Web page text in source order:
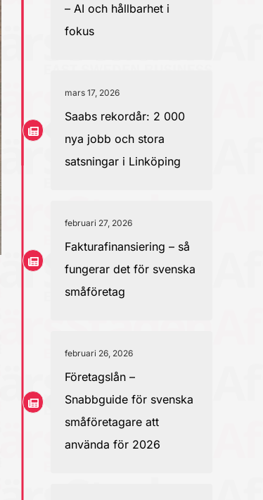
– AI och hållbarhet i
fokus
mars 17, 2026
Saabs rekordår: 2 000
nya jobb och stora
satsningar i Linköping
februari 27, 2026
Fakturafinansiering – så
fungerar det för svenska
småföretag
februari 26, 2026
Företagslån –
Snabbguide för svenska
småföretagare att
använda för 2026